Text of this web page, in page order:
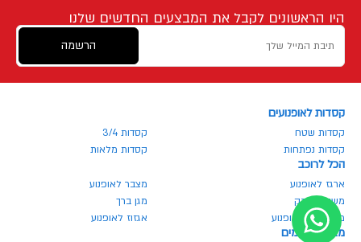
היו הראשונים לקבל את המבצעים החדשים שלנו
הרשמה
קסדות לאופנועים
קסדות שטח
קסדות 3/4
קסדות נפתחות
קסדות מלאות
הכל לרוכב
ארגז לאופנוע
מצבר לאופנוע
משקפי אבק
מגן ברך
מעיל קיץ לאופנוע
אגזוז לאופנוע
מבצעים חמים